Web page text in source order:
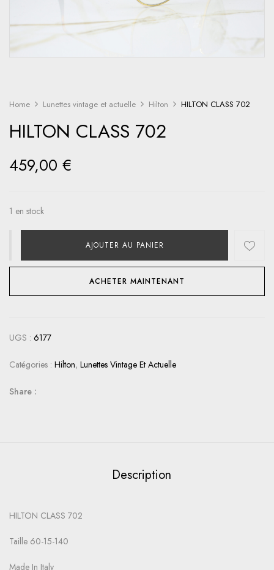
Home Lunettes vintage et actuelle Hilton HILTON CLASS 702
HILTON CLASS 702
459,00 €
1 en stock
AJOUTER AU PANIER
ACHETER MAINTENANT
UGS : 6177
Catégories : Hilton, Lunettes Vintage Et Actuelle
Share :
Description
HILTON CLASS 702
Taille 60-15-140
Made In Italy